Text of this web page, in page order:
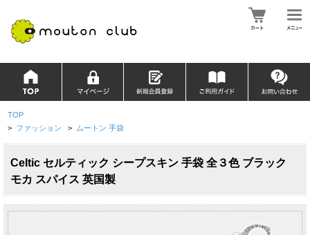
TOP
> ファッション > ムートン 手袋
Celtic セルティック シープスキン 手袋 全３色 ブラック
モカ スパイス 英国製